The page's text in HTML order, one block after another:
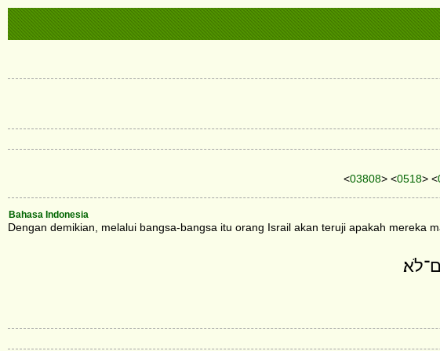
<03808> <0518> <
Bahasa Indonesia
Dengan demikian, melalui bangsa-bangsa itu orang Israil akan teruji apakah mereka